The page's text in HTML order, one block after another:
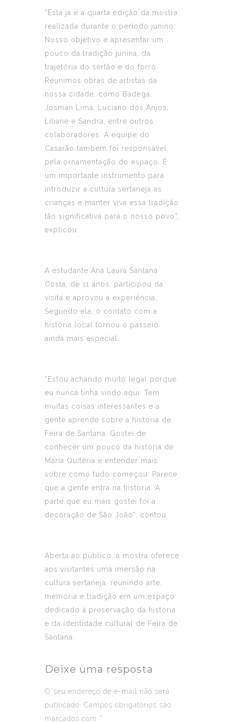
“Esta já é a quarta edição da mostra
realizada durante o período junino.
Nosso objetivo é apresentar um
pouco da tradição junina, da
trajetória do sertão e do forró.
Reunimos obras de artistas da
nossa cidade, como Badega,
Josman Lima, Luciano dos Anjos,
Liliane e Sandra, entre outros
colaboradores. A equipe do
Casarão também foi responsável
pela ornamentação do espaço. É
um importante instrumento para
introduzir a cultura sertaneja às
crianças e manter viva essa tradição
tão significativa para o nosso povo”,
explicou.
A estudante Ana Laura Santana
Costa, de 11 anos, participou da
visita e aprovou a experiência.
Segundo ela, o contato com a
história local tornou o passeio
ainda mais especial.
“Estou achando muito legal porque
eu nunca tinha vindo aqui. Tem
muitas coisas interessantes e a
gente aprende sobre a história de
Feira de Santana. Gostei de
conhecer um pouco da história de
Maria Quitéria e entender mais
sobre como tudo começou. Parece
que a gente entra na história. A
parte que eu mais gostei foi a
decoração de São João”, contou.
Aberta ao público, a mostra oferece
aos visitantes uma imersão na
cultura sertaneja, reunindo arte,
memória e tradição em um espaço
dedicado à preservação da história
e da identidade cultural de Feira de
Santana.
Deixe uma resposta
O seu endereço de e-mail não será
publicado.
Campos obrigatórios são
marcados com *